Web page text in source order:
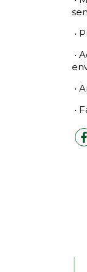
•
•
•
•